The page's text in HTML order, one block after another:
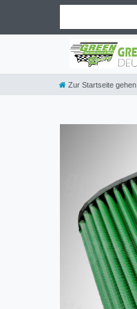
Zur Startseite gehen